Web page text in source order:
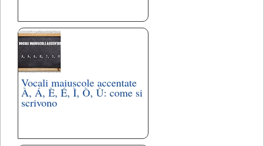
Vocali maiuscole accentate
À, Á, È, É, Ì, Ò, Ù: come si
scrivono